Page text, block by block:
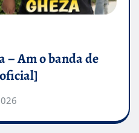
– Am o banda de